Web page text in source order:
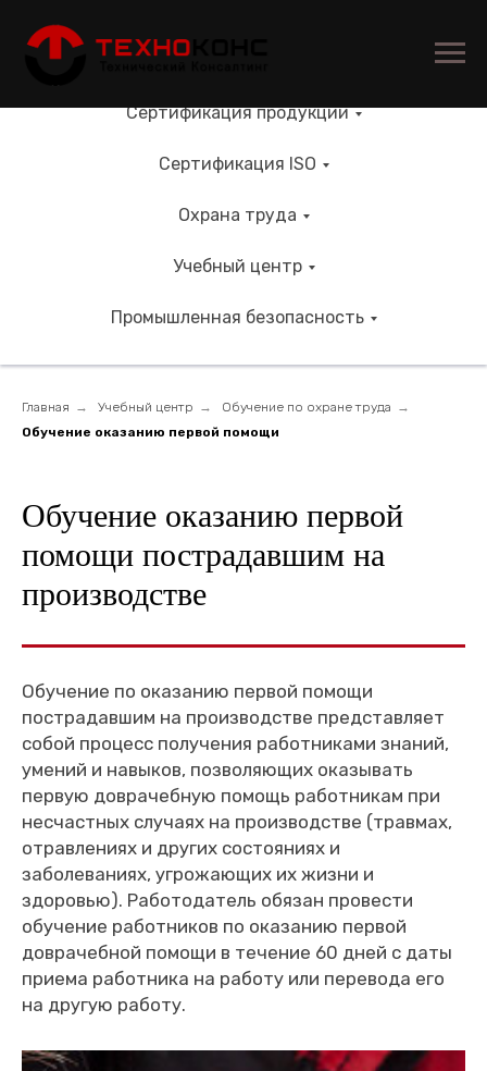
Сертификация продукции
Сертификация ISO
Охрана труда
Учебный центр
Промышленная безопасность
Главная → Учебный центр → Обучение по охране труда →
Обучение оказанию первой помощи
Обучение оказанию первой
помощи пострадавшим на
производстве
Обучение по оказанию первой помощи
пострадавшим на производстве представляет
собой процесс получения работниками знаний,
умений и навыков, позволяющих оказывать
первую доврачебную помощь работникам при
несчастных случаях на производстве (травмах,
отравлениях и других состояниях и
заболеваниях, угрожающих их жизни и
здоровью). Работодатель обязан провести
обучение работников по оказанию первой
доврачебной помощи в течение 60 дней с даты
приема работника на работу или перевода его
на другую работу.